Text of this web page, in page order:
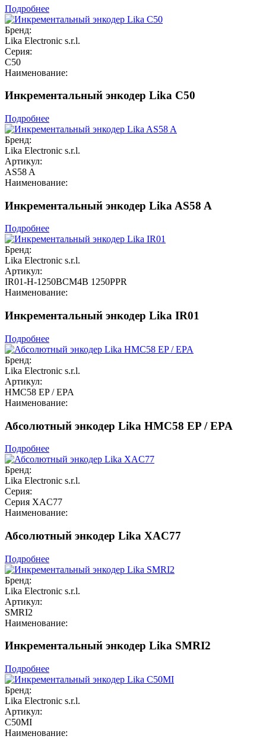
Подробнее
Бренд:
Lika Electronic s.r.l.
Серия:
C50
Наименование:
Инкрементальный энкодер Lika C50
Подробнее
Бренд:
Lika Electronic s.r.l.
Артикул:
AS58 A
Наименование:
Инкрементальный энкодер Lika AS58 A
Подробнее
Бренд:
Lika Electronic s.r.l.
Артикул:
IR01-H-1250BCM4B 1250PPR
Наименование:
Инкрементальный энкодер Lika IR01
Подробнее
Бренд:
Lika Electronic s.r.l.
Артикул:
HMC58 EP / EPA
Наименование:
Абсолютный энкодер Lika HMC58 EP / EPA
Подробнее
Бренд:
Lika Electronic s.r.l.
Серия:
Серия XAC77
Наименование:
Абсолютный энкодер Lika XAC77
Подробнее
Бренд:
Lika Electronic s.r.l.
Артикул:
SMRI2
Наименование:
Инкрементальный энкодер Lika SMRI2
Подробнее
Бренд:
Lika Electronic s.r.l.
Артикул:
C50MI
Наименование: